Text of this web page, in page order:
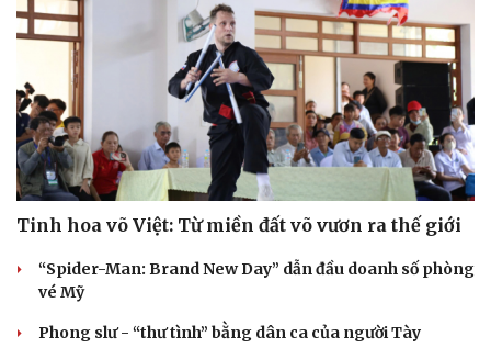
Tinh hoa võ Việt: Từ miền đất võ vươn ra thế giới
“Spider-Man: Brand New Day” dẫn đầu doanh số phòng
vé Mỹ
Phong slư - “thư tình” bằng dân ca của người Tày